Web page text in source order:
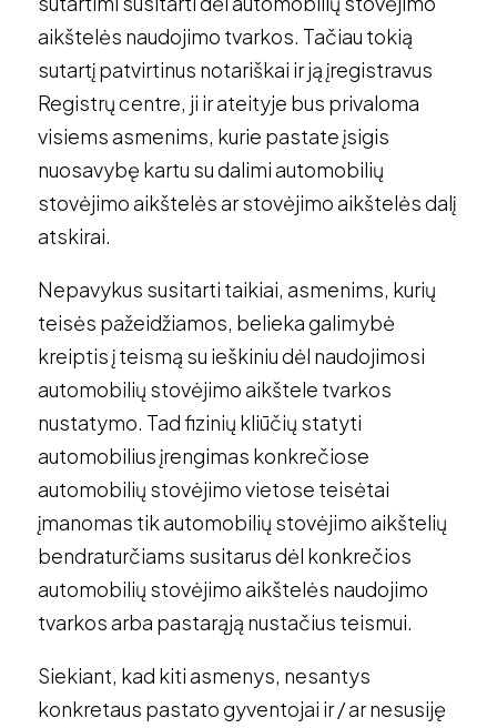
aikštelės naudojimo tvarkos. Tačiau tokią
sutartį patvirtinus notariškai ir ją įregistravus
Registrų centre, ji ir ateityje bus privaloma
visiems asmenims, kurie pastate įsigis
nuosavybę kartu su dalimi automobilių
stovėjimo aikštelės ar stovėjimo aikštelės dalį
atskirai.
Nepavykus susitarti taikiai, asmenims, kurių
teisės pažeidžiamos, belieka galimybė
kreiptis į teismą su ieškiniu dėl naudojimosi
automobilių stovėjimo aikštele tvarkos
nustatymo. Tad fizinių kliūčių statyti
automobilius įrengimas konkrečiose
automobilių stovėjimo vietose teisėtai
įmanomas tik automobilių stovėjimo aikštelių
bendraturčiams susitarus dėl konkrečios
automobilių stovėjimo aikštelės naudojimo
tvarkos arba pastarąją nustačius teismui.
Siekiant, kad kiti asmenys, nesantys
konkretaus pastato gyventojai ir / ar nesusiję